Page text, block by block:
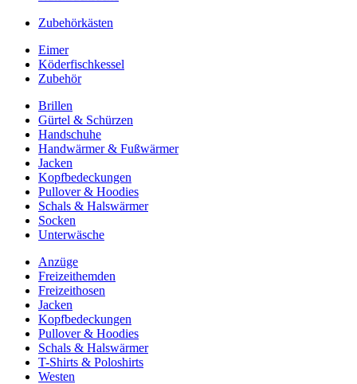
Zubehörkästen
Eimer
Köderfischkessel
Zubehör
Brillen
Gürtel & Schürzen
Handschuhe
Handwärmer & Fußwärmer
Jacken
Kopfbedeckungen
Pullover & Hoodies
Schals & Halswärmer
Socken
Unterwäsche
Anzüge
Freizeithemden
Freizeithosen
Jacken
Kopfbedeckungen
Pullover & Hoodies
Schals & Halswärmer
T-Shirts & Poloshirts
Westen